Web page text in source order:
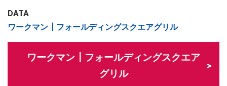
DATA
ワークマン┃フォールディングスクエアグリル
ワークマン┃フォールディングスクエア
グリル